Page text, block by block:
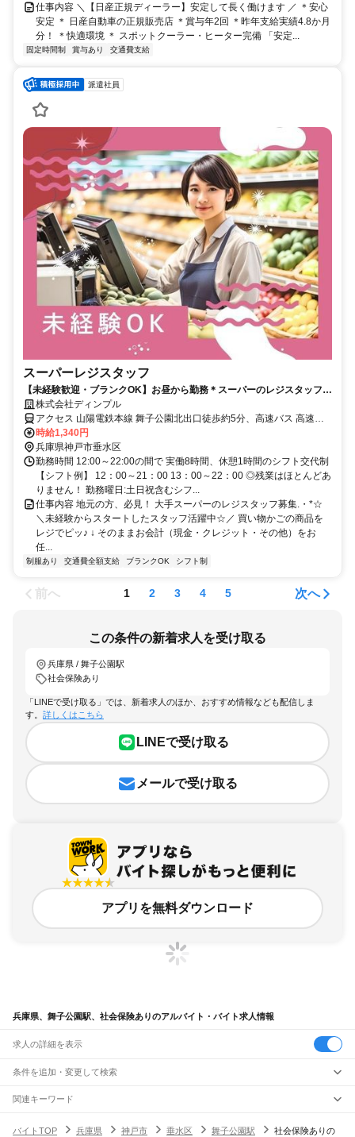
仕事内容 ＼【日産正規ディーラー】安定して長く働けます ／ ＊安心
安定 ＊ 日産自動車の正規販売店 ＊賞与年2回 ＊昨年支給実績4.8か月
分！ ＊快適環境 ＊ スポットクーラー・ヒーター完備 「安定...
固定時間制 賞与あり 交通費支給
派遣社員
スーパーレジスタッフ
【未経験歓迎・ブランクOK】お昼から勤務＊スーパーのレジスタッフ＠
舞子／週5日
株式会社ディンプル
アクセス 山陽電鉄本線 舞子公園北出口徒歩約5分、高速バス 高速舞
子徒歩約6分、ＪＲ山陽本線 舞子北口徒歩約8分 JR「垂水駅」より徒
歩1分
時給1,340円
兵庫県神戸市垂水区
勤務時間 12:00～22:00の間で 実働8時間、休憩1時間のシフト交代制
【シフト例】 12：00～21：00 13：00～22：00 ◎残業はほとんどあ
りません！ 勤務曜日:土日祝含むシフ...
仕事内容 地元の方、必見！ 大手スーパーのレジスタッフ募集.・*☆
＼未経験からスタートしたスタッフ活躍中☆／ 買い物かごの商品を
レジでピッ♪ ↓ そのままお会計（現金・クレジット・その他）をお
任...
制服あり 交通費全額支給 ブランクOK シフト制
前へ 1 2 3 4 5 次へ
この条件の新着求人を受け取る
兵庫県 / 舞子公園駅
社会保険あり
「LINEで受け取る」では、新着求人のほか、おすすめ情報なども配信しま
す。 詳しくはこちら
LINEで受け取る
メールで受け取る
アプリを無料ダウンロード
兵庫県、舞子公園駅、社会保険ありのアルバイト・バイト求人情報
求人の詳細を表示
条件を追加・変更して検索
市区町村を追加・変更
兵庫県すべて
駅を追加・変更
関連キーワード
バイトTOP
兵庫県 神戸市 垂水区 舞子公園駅 社会保険ありの